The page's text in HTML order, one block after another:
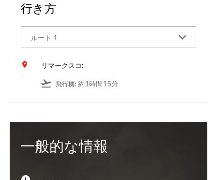
行き方
ルート 1
リマークスコ:
飛行機: 約1時間15分
一般的な情報